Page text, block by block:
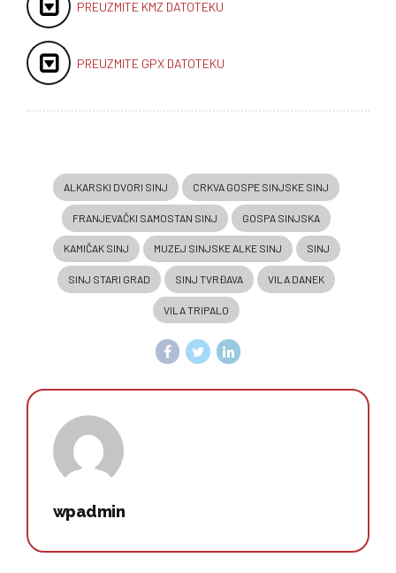
PREUZMITE KMZ DATOTEKU
PREUZMITE GPX DATOTEKU
ALKARSKI DVORI SINJ CRKVA GOSPE SINJSKE SINJ
FRANJEVAČKI SAMOSTAN SINJ GOSPA SINJSKA
KAMIČAK SINJ MUZEJ SINJSKE ALKE SINJ SINJ
SINJ STARI GRAD SINJ TVRĐAVA VILA DANEK
VILA TRIPALO
wpadmin